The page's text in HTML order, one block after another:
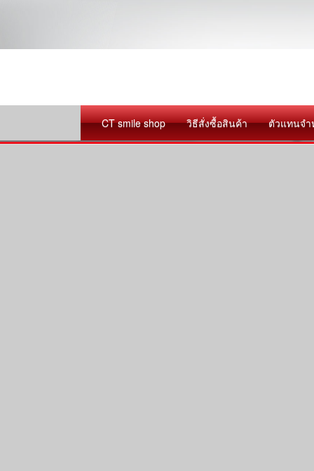
CT smile shop วิธีสั่งซื้อสินค้า ตัวแทนจ